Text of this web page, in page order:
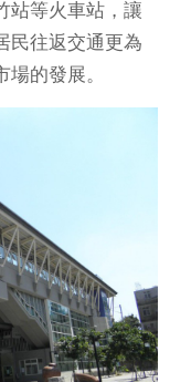
站等火車站，讓
民往返交通更為
的發展。